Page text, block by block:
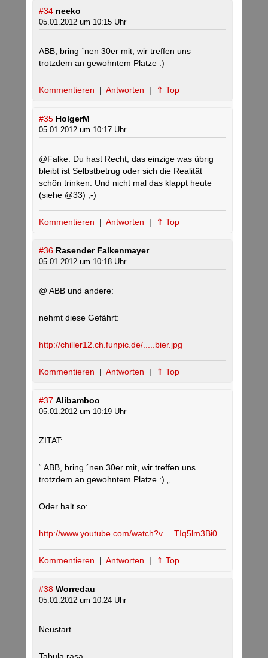
#34 neeko
05.01.2012 um 10:15 Uhr
ABB, bring ´nen 30er mit, wir treffen uns
trotzdem an gewohntem Platze :)
Kommentieren | Antworten | ⇑ Top
#35 HolgerM
05.01.2012 um 10:17 Uhr
@Falke: Du hast Recht, das einzige was übrig
bleibt ist Selbstbetrug oder sich die Realität
schön trinken. Und nicht mal das klappt heute
(siehe @33) ;-)
Kommentieren | Antworten | ⇑ Top
#36 Rasender Falkenmayer
05.01.2012 um 10:18 Uhr
@ ABB und andere:
nehmt diese Gefährt:
http://chiller12.ch.funpic.de/.....bier.jpg
Kommentieren | Antworten | ⇑ Top
#37 Alibamboo
05.01.2012 um 10:19 Uhr
ZITAT:
“ ABB, bring ´nen 30er mit, wir treffen uns
trotzdem an gewohntem Platze :) „
Oder halt so:
http://www.youtube.com/watch?v.....TIq5lm3Bi0
Kommentieren | Antworten | ⇑ Top
#38 Worredau
05.01.2012 um 10:24 Uhr
Neustart.